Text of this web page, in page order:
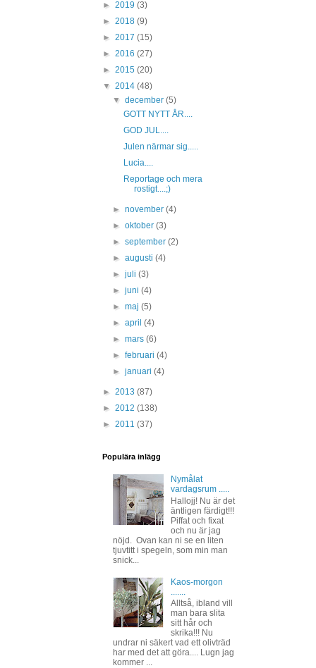
► 2019 (3)
► 2018 (9)
► 2017 (15)
► 2016 (27)
► 2015 (20)
▼ 2014 (48)
▼december(5)
GOTT NYTT ÅR....
GOD JUL....
Julen närmar sig.....
Lucia....
Reportage och mera
rostigt....;)
►november(4)
►oktober(3)
►september(2)
►augusti(4)
►juli(3)
►juni(4)
►maj(5)
►april(4)
►mars(6)
►februari(4)
►januari(4)
► 2013 (87)
► 2012 (138)
► 2011 (37)
Populära inlägg
Nymålat
vardagsrum .....
Hallojj! Nu är det
äntligen färdigt!!!
Piffat och fixat
och nu är jag
nöjd. Ovan kan ni se en liten
tjuvtitt i spegeln, som min man
snick...
Kaos-morgon
Alltså, ibland vill
man bara slita
sitt hår och
skrika!!! Nu
undrar ni säkert vad ett olivträd
har med det att göra.... Lugn jag
kommer ...